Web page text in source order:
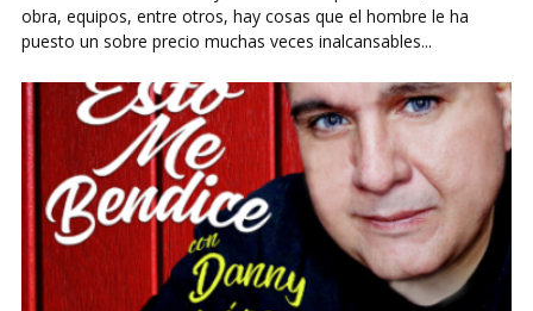
obra, equipos, entre otros, hay cosas que el hombre le ha
puesto un sobre precio muchas veces inalcansables...